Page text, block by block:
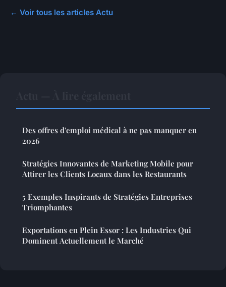
← Voir tous les articles Actu
Des offres d'emploi médical à ne pas manquer en
2026
Stratégies Innovantes de Marketing Mobile pour
Attirer les Clients Locaux dans les Restaurants
5 Exemples Inspirants de Stratégies Entreprises
Triomphantes
Exportations en Plein Essor : Les Industries Qui
Dominent Actuellement le Marché